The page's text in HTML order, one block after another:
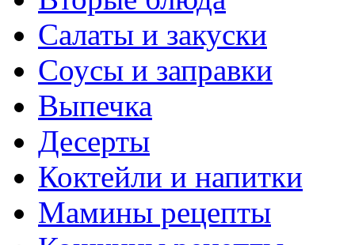
Салаты и закуски
Соусы и заправки
Выпечка
Десерты
Коктейли и напитки
Мамины рецепты